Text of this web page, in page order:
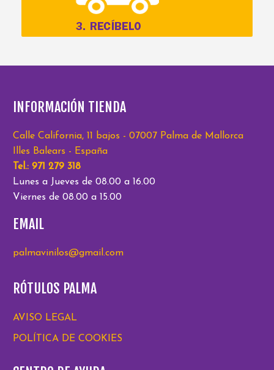
INFORMACIÓN TIENDA
Calle California, 11 bajos - 07007 Palma de Mallorca
Illes Balears - España
Tel.: 971 279 318
Lunes a Jueves de 08.00 a 16.00
Viernes de 08.00 a 15.00
EMAIL
palmavinilos@gmail.com
RÓTULOS PALMA
AVISO LEGAL
POLÍTICA DE COOKIES